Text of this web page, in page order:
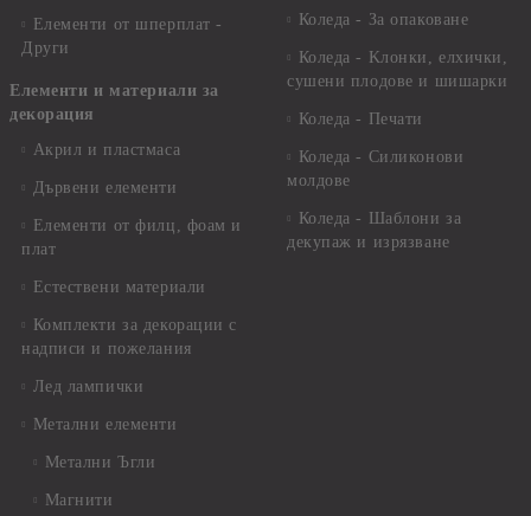
Елементи от шперплат -
Други
Елементи и материали за
декорация
Акрил и пластмаса
Дървени елементи
Елементи от филц, фоам и
плат
Естествени материали
Комплекти за декорации с
надписи и пожелания
Лед лампички
Метални елементи
Метални Ъгли
Магнити
Коледа - За опаковане
Коледа - Kлонки, елхички,
сушени плодове и шишарки
Коледа - Печати
Коледа - Силиконови
молдове
Коледа - Шаблони за
декупаж и изрязване